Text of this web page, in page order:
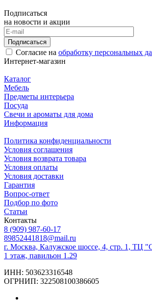
Подписаться
на новости и акции
Подписаться
Согласие на обработку персональных
Интернет-магазин
Каталог
Мебель
Предметы интерьера
Посуда
Свечи и ароматы для дома
Информация
Политика конфиденциальности
Условия соглашения
Условия возврата товара
Условия оплаты
Условия доставки
Гарантия
Вопрос-ответ
Подбор по фото
Статьи
Контакты
8 (909) 987-60-17
89852441818@mail.ru
г. Москва, Калужское шоссе, 4, стр. 1, ТЦ
1 этаж, павильон 1.29
ИНН: 503623316548
ОГРНИП: 322508100386605